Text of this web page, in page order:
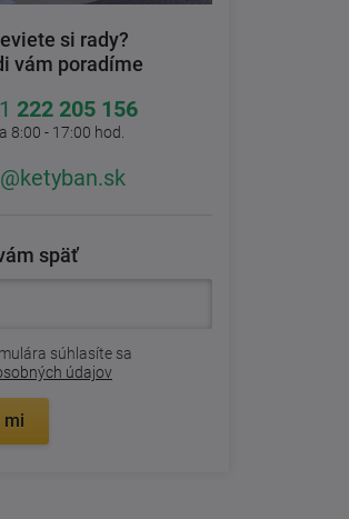
si rady?
vám poradíme
222 205 156
8:00 - 17:00 hod.
späť
súhlasíte sa
údajov
mi